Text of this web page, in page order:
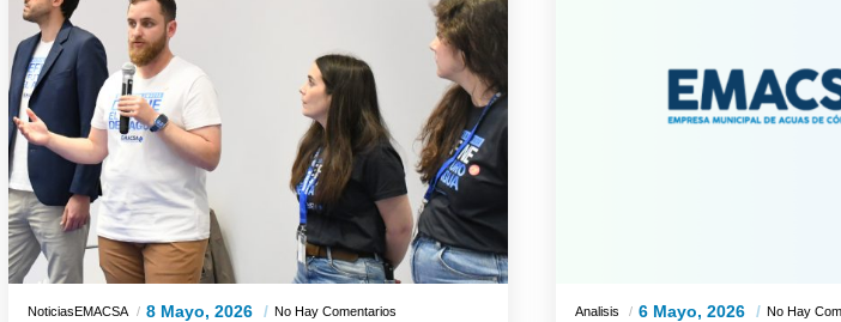
NoticiasEMACSA 8 Mayo, 2026 No Hay Comentarios Analisis 6 Mayo, 2026 No Hay